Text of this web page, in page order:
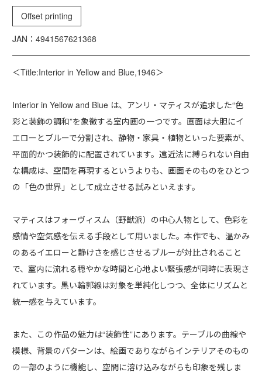
Offset printing
JAN：4941567621368
＜Title:Interior in Yellow and Blue,1946＞
Interior in Yellow and Blue は、アンリ・マティスが追求した“色
彩と装飾の調和”を象徴する室内画の一つです。画面は大胆にイ
エローとブルーで分割され、静物・家具・植物といった要素が、
平面的かつ装飾的に配置されています。遠近法に縛られない自由
な構成は、空間を再現するというよりも、画面そのものをひとつ
の「色の世界」として成立させる試みといえます。
マティスはフォーヴィスム（野獣派）の中心人物として、色彩を
感情や空気感を伝える手段として用いました。本作でも、温かみ
のあるイエローと静けさを感じさせるブルーが対比されること
で、室内に流れる穏やかな時間と心地よい緊張感が同時に表現さ
れています。黒い輪郭線は対象を単純化しつつ、全体にリズムと
統一感を与えています。
また、この作品の魅力は“装飾性”にあります。テーブルの曲線や
模様、背景のパターンは、絵画でありながらインテリアそのもの
の一部のように機能し、空間に溶け込みながらも印象を残しま